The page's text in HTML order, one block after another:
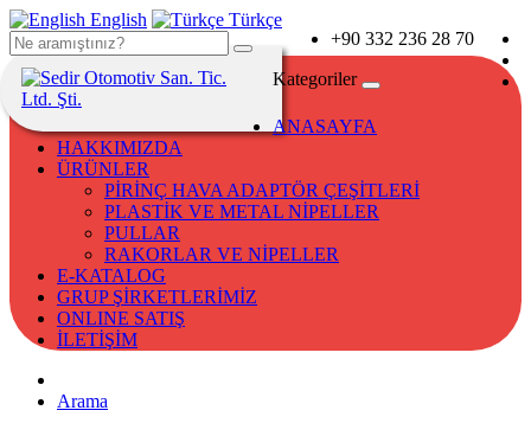
+90 332 236 28 70
English Türkçe
Kategoriler
ANASAYFA
HAKKIMIZDA
ÜRÜNLER
PİRİNÇ HAVA ADAPTÖR ÇEŞİTLERİ
PLASTİK VE METAL NİPELLER
PULLAR
RAKORLAR VE NİPELLER
E-KATALOG
GRUP ŞİRKETLERİMİZ
ONLINE SATIŞ
İLETİŞİM
Arama